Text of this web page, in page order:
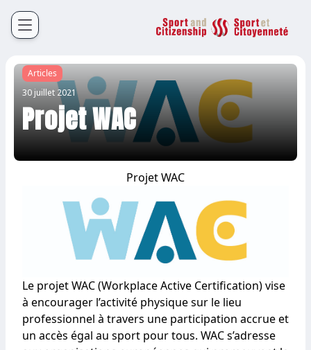
Sport et Citoyenneté
Français
Articles
30 juillet 2021
Projet WAC
Projet WAC
Le projet WAC (Workplace Active Certification) vise
à encourager l’activité physique sur le lieu
professionnel à travers une participation accrue et
un accès égal au sport pour tous. WAC s’adresse